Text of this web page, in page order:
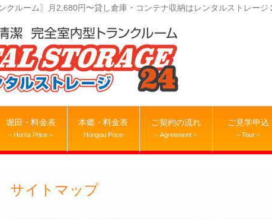
クルーム〗月2,680円〜貸し倉庫・コンテナ収納はレンタルストレージ
堀田・料金表
– Horita Price –
本郷・料金表
-Hongou Price-
ご契約の流れ
– Agreement –
ご見学申込
– Tour –
サイトマップ